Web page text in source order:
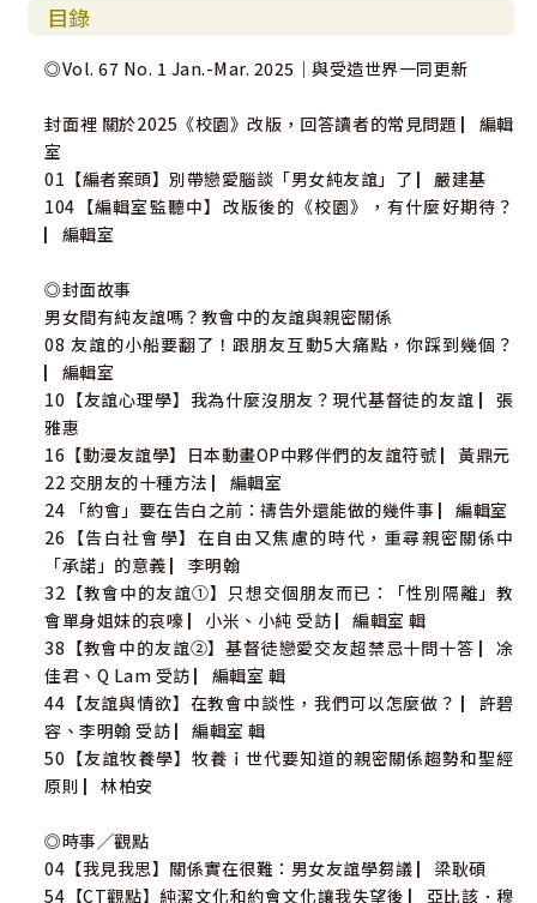
目錄
◎Vol. 67 No. 1 Jan.-Mar. 2025｜與受造世界一同更新
封面裡 關於2025《校園》改版，回答讀者的常見問題 ▏編輯
室
01【編者案頭】別帶戀愛腦談「男女純友誼」了 ▏嚴建基
104【編輯室監聽中】改版後的《校園》，有什麼好期待？
▏編輯室
◎封面故事
男女間有純友誼嗎？教會中的友誼與親密關係
08 友誼的小船要翻了！跟朋友互動5大痛點，你踩到幾個？
▏編輯室
10【友誼心理學】我為什麼沒朋友？現代基督徒的友誼 ▏張
雅惠
16【動漫友誼學】日本動畫OP中夥伴們的友誼符號 ▏黃鼎元
22 交朋友的十種方法 ▏編輯室
24 「約會」要在告白之前：禱告外還能做的幾件事 ▏編輯室
26【告白社會學】在自由又焦慮的時代，重尋親密關係中
「承諾」的意義 ▏李明翰
32【教會中的友誼①】只想交個朋友而已：「性別隔離」教
會單身姐妹的哀嚎 ▏小米、小純 受訪 ▏編輯室 輯
38【教會中的友誼②】基督徒戀愛交友超禁忌十問十答 ▏凃
佳君、Q Lam 受訪 ▏編輯室 輯
44【友誼與情欲】在教會中談性，我們可以怎麼做？ ▏許碧
容、李明翰 受訪 ▏編輯室 輯
50【友誼牧養學】牧養ｉ世代要知道的親密關係趨勢和聖經
原則 ▏林柏安
◎時事╱觀點
04【我見我思】關係實在很難：男女友誼學芻議 ▏梁耿碩
54【CT觀點】純潔文化和約會文化讓我失望後 ▏亞比該．穆